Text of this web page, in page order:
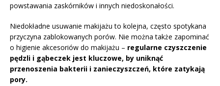
powstawania zaskórników i innych niedoskonałości.
Niedokładne usuwanie makijażu to kolejna, często spotykana
przyczyna zablokowanych porów. Nie można także zapominać
o higienie akcesoriów do makijażu – regularne czyszczenie
pędzli i gąbeczek jest kluczowe, by uniknąć
przenoszenia bakterii i zanieczyszczeń, które zatykają
pory.